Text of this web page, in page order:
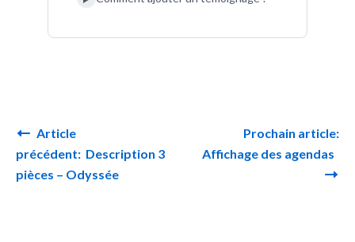
Navigation de l’article
Article
précédent: Description 3
pièces – Odyssée
Prochain article:
Affichage des agendas